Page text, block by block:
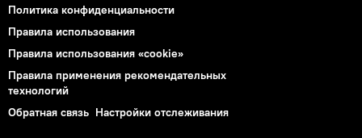
Политика конфиденциальности
Правила использования
Правила использования «cookie»
Правила применения рекомендательных
технологий
Обратная связь Настройки отслеживания